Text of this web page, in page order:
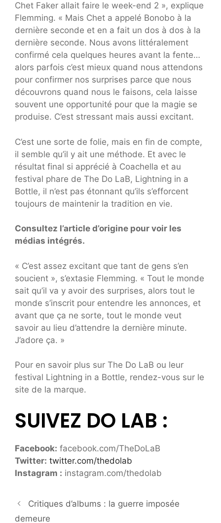
Chet Faker allait faire le week-end 2 », explique
Flemming. « Mais Chet a appelé Bonobo à la
dernière seconde et en a fait un dos à dos à la
dernière seconde. Nous avons littéralement
confirmé cela quelques heures avant la fente…
alors parfois c’est mieux quand nous attendons
pour confirmer nos surprises parce que nous
découvrons quand nous le faisons, cela laisse
souvent une opportunité pour que la magie se
produise. C’est stressant mais aussi excitant.
C’est une sorte de folie, mais en fin de compte,
il semble qu’il y ait une méthode. Et avec le
résultat final si apprécié à Coachella et au
festival phare de The Do LaB, Lightning in a
Bottle, il n’est pas étonnant qu’ils s’efforcent
toujours de maintenir la tradition en vie.
Consultez l’article d’origine pour voir les
médias intégrés.
« C’est assez excitant que tant de gens s’en
soucient », s’extasie Flemming. « Tout le monde
sait qu’il va y avoir des surprises, alors tout le
monde s’inscrit pour entendre les annonces, et
avant que ça ne sorte, tout le monde veut
savoir au lieu d’attendre la dernière minute.
J’adore ça. »
Pour en savoir plus sur The Do LaB ou leur
festival Lightning in a Bottle, rendez-vous sur le
site de la marque.
SUIVEZ DO LAB :
Facebook: facebook.com/TheDoLaB
Twitter: twitter.com/thedolab
Instagram : instagram.com/thedolab
Critiques d’albums : la guerre imposée
demeure